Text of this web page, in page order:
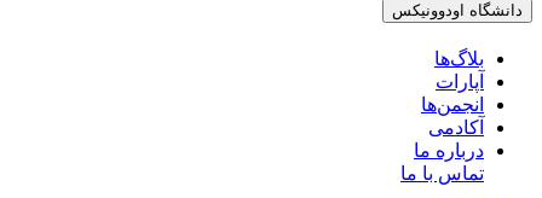
دانشگاه اودوونیکس
بلاگ‌ها
آپارات
انجمن‌ها
آکادمی
درباره ما
تماس با ما